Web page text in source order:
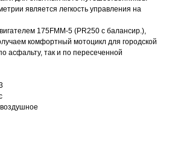
является легкость управления на
175FMM-5 (PR250 с балансир.),
комфортный мотоцикл для городской
асфальту, так и по пересеченной